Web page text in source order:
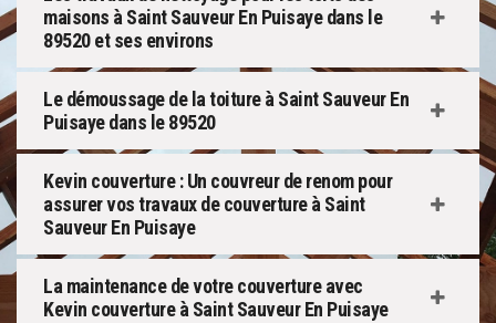
maisons à Saint Sauveur En Puisaye dans le
89520 et ses environs
Le démoussage de la toiture à Saint Sauveur En
Puisaye dans le 89520
Kevin couverture : Un couvreur de renom pour
assurer vos travaux de couverture à Saint
Sauveur En Puisaye
La maintenance de votre couverture avec
Kevin couverture à Saint Sauveur En Puisaye